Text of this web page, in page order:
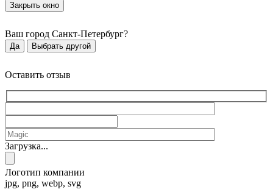
Закрыть окно
Ваш город Санкт-Петербург?
Да Выбрать другой
Оставить отзыв
Загрузка...
Логотип компании
jpg, png, webp, svg